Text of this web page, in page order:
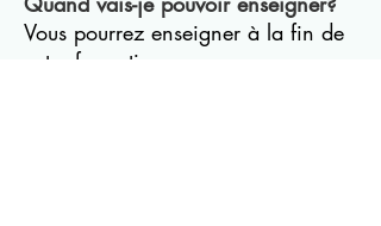
Vous pourrez enseigner à la fin de
votre formation.